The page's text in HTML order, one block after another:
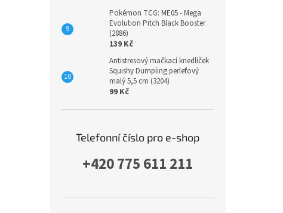
Pokémon TCG: ME05 - Mega
Evolution Pitch Black Booster
(2886)
139 Kč
Antistresový mačkací knedlíček
Squishy Dumpling perleťový
malý 5,5 cm (3204)
99 Kč
Telefonní číslo pro e-shop
+420 775 611 211